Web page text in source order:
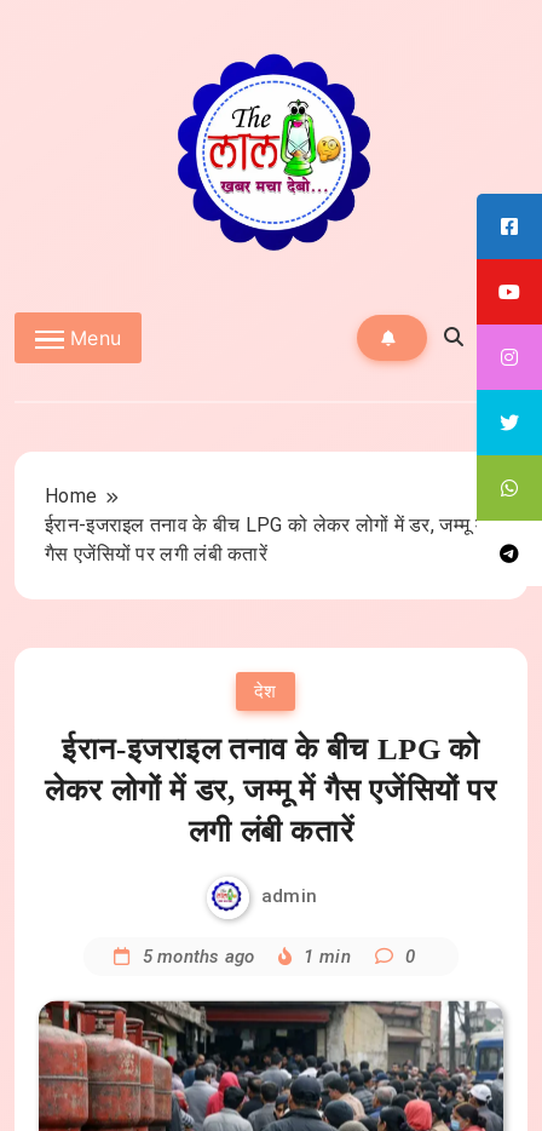
The Lal10
Menu
Home
ईरान-इजराइल तनाव के बीच LPG को लेकर लोगों में डर, जम्मू में
गैस एजेंसियों पर लगी लंबी कतारें
देश
ईरान-इजराइल तनाव के बीच LPG को
लेकर लोगों में डर, जम्मू में गैस एजेंसियों पर
लगी लंबी कतारें
admin
5 months ago 1 min 0